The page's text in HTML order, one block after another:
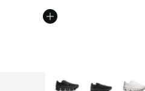
Weitere Farben